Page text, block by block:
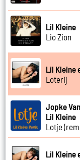
Lil Kleine
Lio Zion
Lil Kleine
Loterij
Jopke
Lil Kleine
Lotje
Lil Kleine